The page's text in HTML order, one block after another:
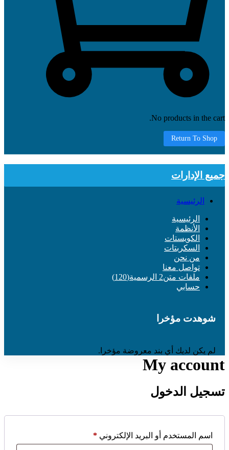
No products in the cart.
Return To Shop
جميع الإدارات
الرئيسية
الرئيسية
الأنظمة
الكويستات
السكربتات
من نحن
تواصل معنا
ملفات متن2 الرسمية(120)
حسابي
شوهدت مؤخرا
لم يكن لديك أي بند معروضة مؤخرا.
My account
تسجيل الدخول
اسم المستخدم أو البريد الإلكتروني *مطلوبة